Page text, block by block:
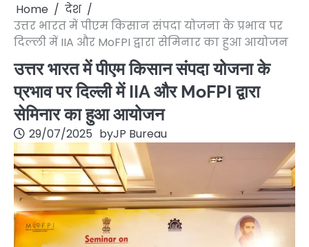
Home
देश
उत्तर भारत में पीएम किसान संपदा योजना के प्रभाव पर
दिल्ली में IIA और MoFPI द्वारा सेमिनार का हुआ आयोजन
उत्तर भारत में पीएम किसान संपदा योजना के
प्रभाव पर दिल्ली में IIA और MoFPI द्वारा
सेमिनार का हुआ आयोजन
29/07/2025 byJP Bureau